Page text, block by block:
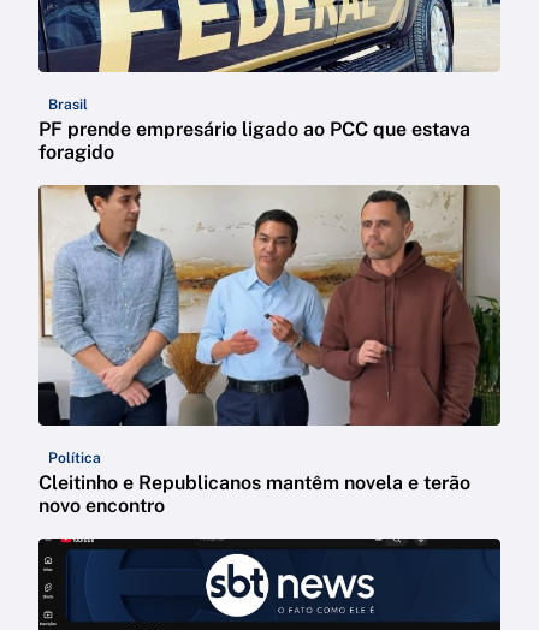
Brasil
PF prende empresário ligado ao PCC que estava
foragido
Política
Cleitinho e Republicanos mantêm novela e terão
novo encontro